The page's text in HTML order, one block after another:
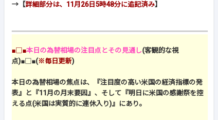
→【詳細部分は、11月26日5時48分に追記済み】
■□■本日の為替相場の注目点とその見通し(客観的な視
点)■□■(※毎日更新)
本日の為替相場の焦点は、『注目度の高い米国の経済指標の発
表』と『11月の月末要因』、そして『明日に米国の感謝祭を控
える点(米国は実質的に連休入り)』にあり。